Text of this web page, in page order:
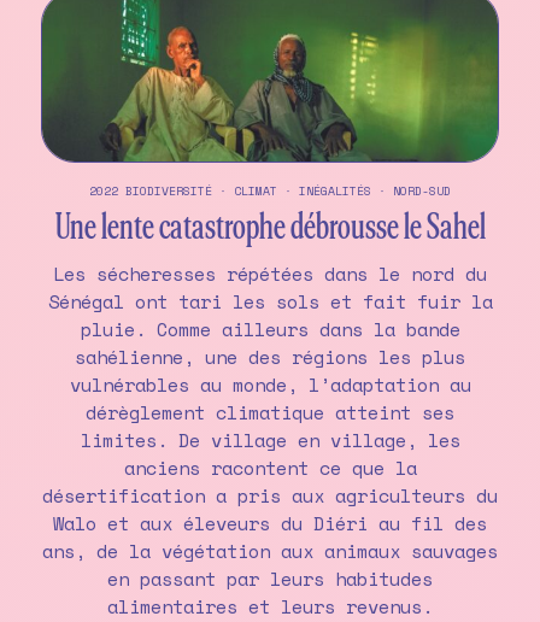
2022 BIODIVERSITÉ · CLIMAT · INÉGALITÉS · NORD-SUD
Une lente catastrophe débrousse le Sahel
Les sécheresses répétées dans le nord du
Sénégal ont tari les sols et fait fuir la
pluie. Comme ailleurs dans la bande
sahélienne, une des régions les plus
vulnérables au monde, l’adaptation au
dérèglement climatique atteint ses
limites. De village en village, les
anciens racontent ce que la
désertification a pris aux agriculteurs du
Walo et aux éleveurs du Diéri au fil des
ans, de la végétation aux animaux sauvages
en passant par leurs habitudes
alimentaires et leurs revenus.